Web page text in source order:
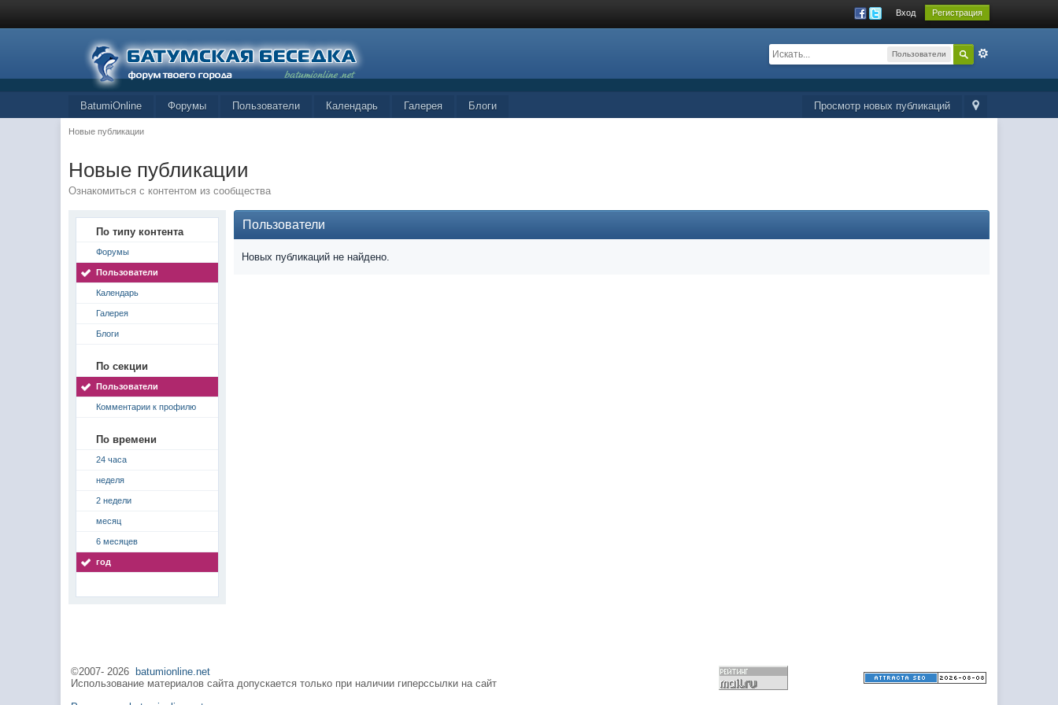
Вход Регистрация
Пользователи
Просмотр новых публикаций
BatumiOnline Форумы Пользователи Календарь Галерея Блоги
Новые публикации
Новые публикации
Ознакомиться с контентом из сообщества
По типу контента
Форумы
Пользователи
Календарь
Галерея
Блоги
По секции
Пользователи
Комментарии к профилю
По времени
24 часа
неделя
2 недели
месяц
6 месяцев
год
Пользователи
Новых публикаций не найдено.
©2007-2026
batumionline.net
Использование материалов сайта допускается только при наличии гиперссылки на сайт